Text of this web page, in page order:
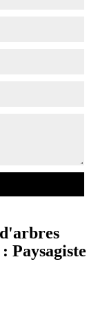
Paysagiste